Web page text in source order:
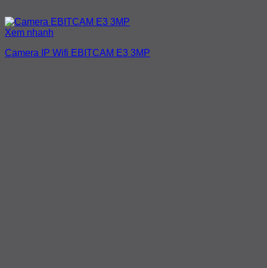
Xem nhanh
Camera IP Wifi EBITCAM E3 3MP